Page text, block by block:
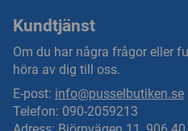
Kundtjänst
Om du har några frågor eller
höra av dig till oss.
E-post: info@pusselbutiken.se
Telefon: 090-2059213